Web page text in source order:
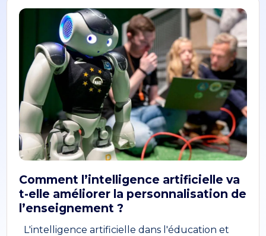
Comment l’intelligence artificielle va
t-elle améliorer la personnalisation de
l’enseignement ?
L'intelligence artificielle dans l'éducation et